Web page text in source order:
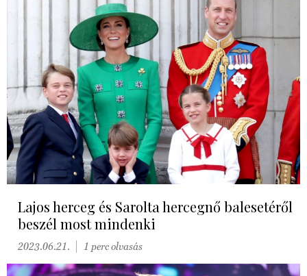
Lajos herceg és Sarolta hercegnő balesetéről
beszél most mindenki
2023.06.21. 1 perc olvasás